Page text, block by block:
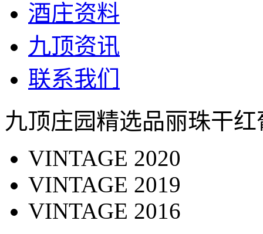
酒庄资料
九顶资讯
联系我们
九顶庄园精选品丽珠干
VINTAGE 2020
VINTAGE 2019
VINTAGE 2016